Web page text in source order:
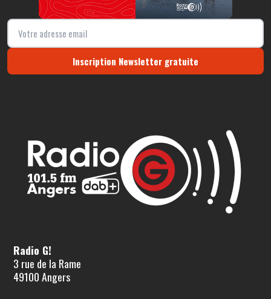
Inscription Newsletter gratuite
Radio G!
3 rue de la Rame
49100 Angers